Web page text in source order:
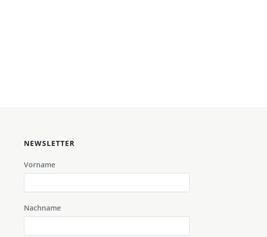
NEWSLETTER
Vorname
Nachname